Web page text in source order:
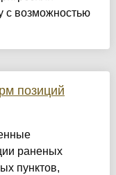
с возможностью
позиций
раненых
пунктов,